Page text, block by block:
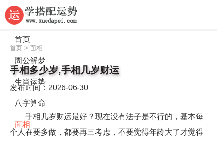
首页
周公解梦
生肖运势
八字算命
面相
首页 > 面相
手相多少岁,手相几岁财运
发布时间：2026-06-30
手相几岁财运最好？现在没有法子是不行的，基本每
个人在要多做，都要再三考虑，不要觉得年龄大了才觉得